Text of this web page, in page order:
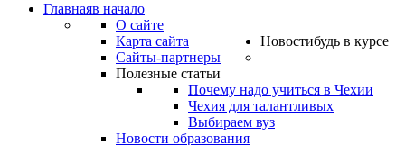
Главнаяв начало
О сайте
Карта сайта
Сайты-партнеры
Новостибудь в курсе
Полезные статьи
Почему надо учиться в Чехии
Чехия для талантливых
Выбираем вуз
Новости образования